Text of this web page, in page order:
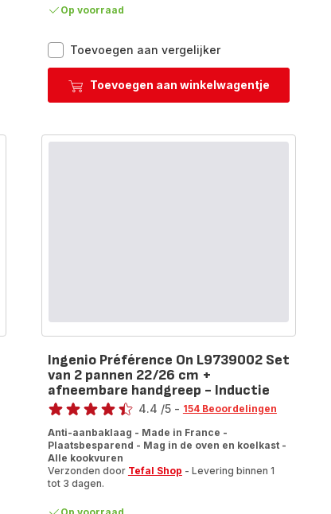
Toevoegen aan vergelijkerExperience
Ceramic
G2229143
pannen
Toevoegen aan winkelwagentje
Op voorraad
Ingenio Préférence On L9739002 Set
van 2 pannen 22/26 cm +
afneembare handgreep - Inductie
Beoordeling
4.4 /5 - 154 Beoordelingen
Anti-aanbaklaag - Made in France -
Plaatsbesparend - Mag in de oven en koelkast -
Alle kookvuren
Verzonden door Tefal Shop - Levering binnen 1
tot 3 dagen.